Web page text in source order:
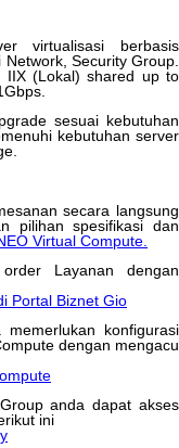
virtualisasi
berbasis
Network, Security Group
IIX (Lokal) shared up to
sesuai kebutuhan
kebutuhan server
secara langsung
pilihan spesifikasi dan
Virtual Compute
order Layanan
dengan
Portal Biznet Gio
memerlukan
konfigurasi
dengan mengacu
Group anda dapat akses
ini